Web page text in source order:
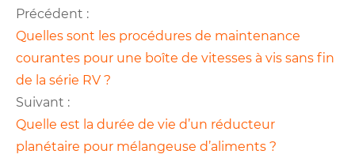
Précédent :
Quelles sont les procédures de maintenance
courantes pour une boîte de vitesses à vis sans fin
de la série RV ?
Suivant :
Quelle est la durée de vie d’un réducteur
planétaire pour mélangeuse d’aliments ?